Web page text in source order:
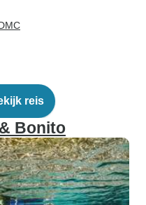
reis
Bonito